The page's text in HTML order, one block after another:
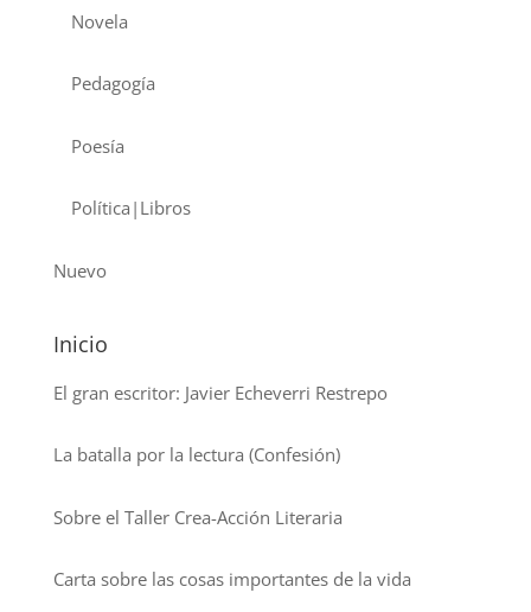
Novela
Pedagogía
Poesía
Política|Libros
Nuevo
Inicio
El gran escritor: Javier Echeverri Restrepo
La batalla por la lectura (Confesión)
Sobre el Taller Crea-Acción Literaria
Carta sobre las cosas importantes de la vida